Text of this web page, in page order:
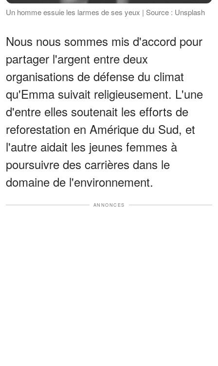
Un homme essuie les larmes de ses yeux | Source : Unsplash
Nous nous sommes mis d'accord pour
partager l'argent entre deux
organisations de défense du climat
qu'Emma suivait religieusement. L'une
d'entre elles soutenait les efforts de
reforestation en Amérique du Sud, et
l'autre aidait les jeunes femmes à
poursuivre des carrières dans le
domaine de l'environnement.
ANNONCES